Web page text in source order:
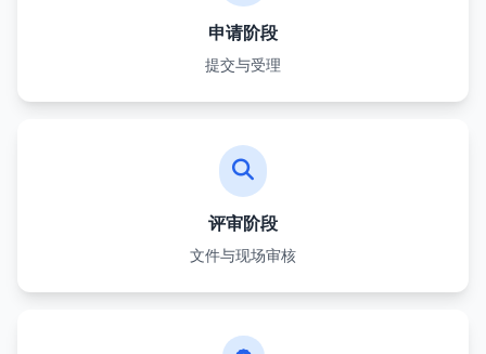
申请阶段
提交与受理
评审阶段
文件与现场审核